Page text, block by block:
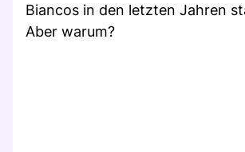
Biancos in den letzten Jahren
Aber warum?